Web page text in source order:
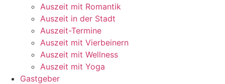
Auszeit mit Romantik
Auszeit in der Stadt
Auszeit-Termine
Auszeit mit Vierbeinern
Auszeit mit Wellness
Auszeit mit Yoga
Gastgeber